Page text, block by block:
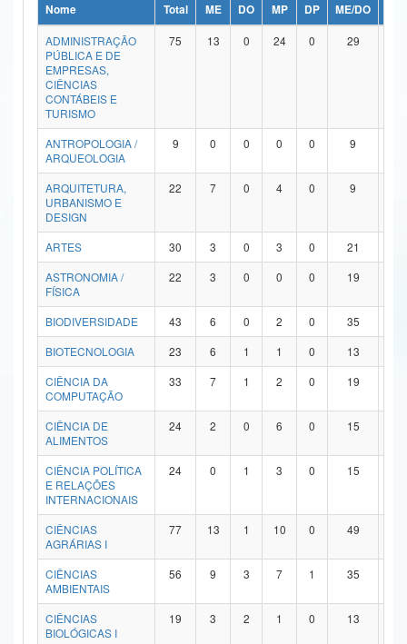
Ministério da Ciência, Tecnologia, Inovações e Comunicações
Ministério do Meio Ambiente
Ministério do Turismo
Ministério do Desenvolvimento Regional
Controladoria-Geral da União
Ministério da Mulher, da Família e dos Direitos Humanos
Secretaria de Governo
Advocacia-Geral da União
Banco Central do Brasil
Nome Total ME DO MP DP ME/DO
ADMINISTRAÇÃO
PÚBLICA E DE
EMPRESAS,
CIÊNCIAS
CONTÁBEIS E
TURISMO
75 13 0 24 0 29
ANTROPOLOGIA /
ARQUEOLOGIA
9 0 0 0 0 9
ARQUITETURA,
URBANISMO E
DESIGN
22 7 0 4 0 9
ARTES 30 3 0 3 0 21
ASTRONOMIA /
FÍSICA
22 3 0 0 0 19
BIODIVERSIDADE 43 6 0 2 0 35
BIOTECNOLOGIA
23 6 1 1 0 13
CIÊNCIA DA
COMPUTAÇÃO
33 7 1 2 0 19
CIÊNCIA DE
ALIMENTOS
24 2 0 6 0 15
CIÊNCIA POLÍTICA
E RELAÇÕES
INTERNACIONAIS
24 0 1 3 0 15
CIÊNCIAS
AGRÁRIAS I
77 13 1 10 0 49
CIÊNCIAS
AMBIENTAIS
56 9 3 7 1 35
CIÊNCIAS
BIOLÓGICAS I
19 3 2 1 0 13